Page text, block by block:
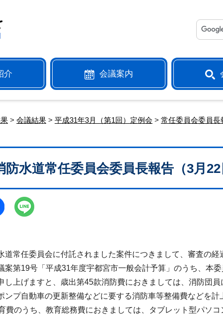
介 会議案内
> 会議結果 > 平成31年3月（第1回）定例会 > 常任委員会委員長
防水道常任委員会委員長報告（3月22
常任委員会に付託されました案件につきまして、審査の経
第19号「平成31年度宇都宮市一般会計予算」のうち、本
し上げますと、歳出第45款消防費におきましては、消防団
ンプ自動車の更新整備などに要する消防車等整備費などを計
費のうち、教育総務費におきましては、タブレット型パソ